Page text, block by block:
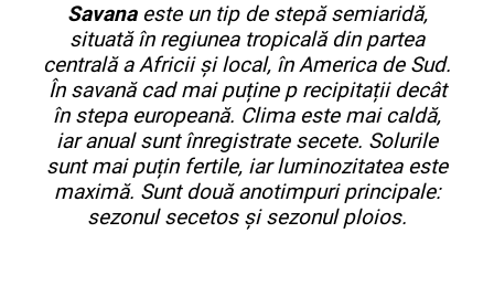
Savana este un tip de stepă semiaridă,
situată în regiunea tropicală din partea
centrală a Africii și local, în America de Sud.
În savană cad mai puține p recipitații decât
în stepa europeană. Clima este mai caldă,
iar anual sunt înregistrate secete. Solurile
sunt mai puțin fertile, iar luminozitatea este
maximă. Sunt două anotimpuri principale:
sezonul secetos și sezonul ploios.